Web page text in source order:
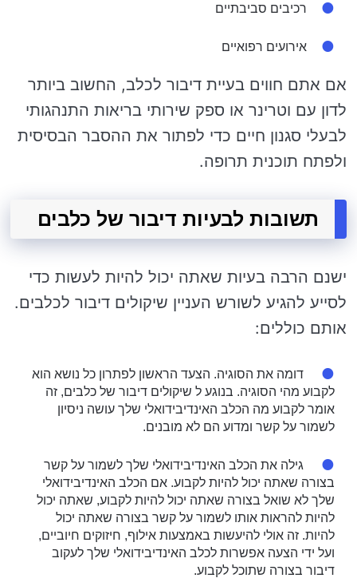
רכיבים סביבתיים
אירועים רפואיים
אם אתם חווים בעיית דיבור לכלב, החשוב ביותר
לדון עם וטרינר או ספק שירותי בריאות התנהגותי
לבעלי סגנון חיים כדי לפתור את ההסבר הבסיסית
ולפתח תוכנית תרופה.
תשובות לבעיות דיבור של כלבים
ישנם הרבה בעיות שאתה יכול להיות לעשות כדי
לסייע להגיע לשורש העניין שיקולים דיבור לכלבים.
אותם כוללים:
דומה את הסוגיה. הצעד הראשון לפתרון כל נושא הוא
לקבוע מהי הסוגיה. בנוגע ל שיקולים דיבור של כלבים, זה
אומר לקבוע מה הכלב האינדיבידואלי שלך עושה ניסיון
לשמור על קשר ומדוע הם לא מובנים.
גילה את הכלב האינדיבידואלי שלך לשמור על קשר
בצורה שאתה יכול להיות לקבוע. אם הכלב האינדיבידואלי
שלך לא שואל בצורה שאתה יכול להיות לקבוע, שאתה יכול
להיות להראות אותו לשמור על קשר בצורה שאתה יכול
להיות. זה אולי להיעשות באמצעות אילוף, חיזוקים חיוביים,
ועל ידי הצעה אפשרות לכלב האינדיבידואלי שלך לעקוב
דיבור בצורה שתוכל לקבוע.